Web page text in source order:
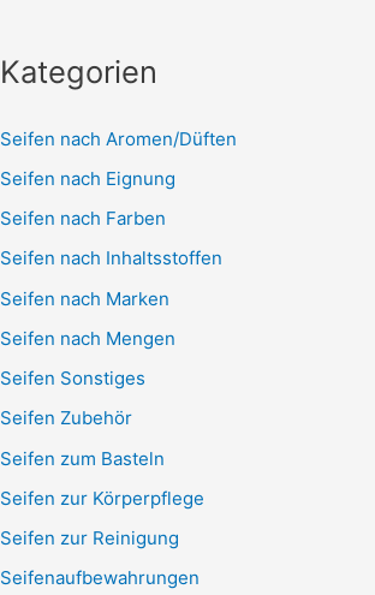
Kategorien
Seifen nach Aromen/Düften
Seifen nach Eignung
Seifen nach Farben
Seifen nach Inhaltsstoffen
Seifen nach Marken
Seifen nach Mengen
Seifen Sonstiges
Seifen Zubehör
Seifen zum Basteln
Seifen zur Körperpflege
Seifen zur Reinigung
Seifenaufbewahrungen